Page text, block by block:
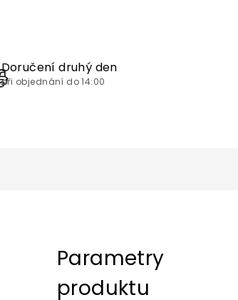
Doručení druhý den
při objednání do 14:00
Parametry
produktu